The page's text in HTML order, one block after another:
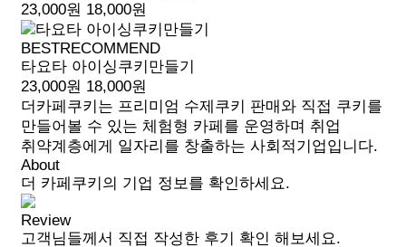
23,000원 18,000원
BESTRECOMMEND
타요타 아이싱쿠키만들기
23,000원 18,000원
더카페쿠키는 프리미엄 수제쿠키 판매와 직접 쿠키를
만들어볼 수 있는 체험형 카페를 운영하며 취업
취약계층에게 일자리를 창출하는 사회적기업입니다.
About
더 카페쿠키의 기업 정보를 확인하세요.
Review
고객님들께서 직접 작성한 후기 확인 해보세요.